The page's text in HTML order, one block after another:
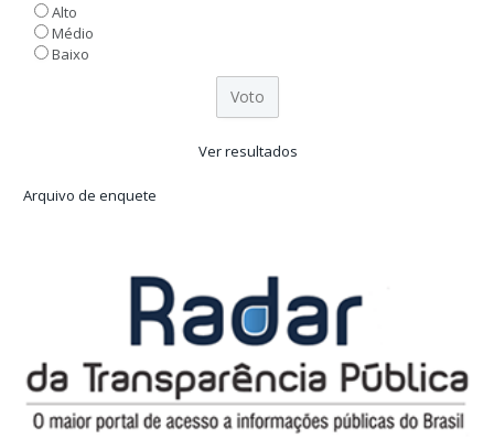
Alto
Médio
Baixo
Ver resultados
Arquivo de enquete